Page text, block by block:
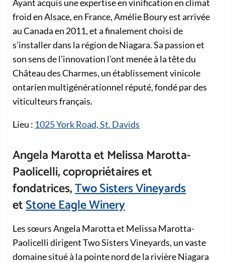
Ayant acquis une expertise en vinification en climat
froid en Alsace, en France, Amélie Boury est arrivée
au Canada en 2011, et a finalement choisi de
s’installer dans la région de Niagara. Sa passion et
son sens de l’innovation l’ont menée à la tête du
Château des Charmes, un établissement vinicole
ontarien multigénérationnel réputé, fondé par des
viticulteurs français.
Lieu : 1025 York Road, St. Davids
Angela Marotta et Melissa Marotta-
Paolicelli, copropriétaires et
fondatrices,Two Sisters Vineyards
etStone Eagle Winery
Les sœurs Angela Marotta et Melissa Marotta-
Paolicelli dirigent Two Sisters Vineyards, un vaste
domaine situé à la pointe nord de la rivière Niagara